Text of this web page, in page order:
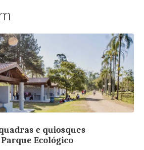
e quiosques
Ecológico